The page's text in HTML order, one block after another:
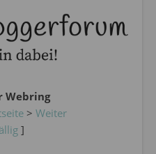
Webring
> Weiter
]